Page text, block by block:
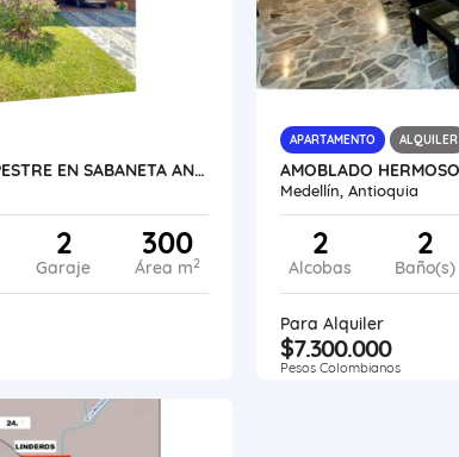
EXCELENTE CASA CAMPESTRE EN SABANETA ANTIOQUIA
2
Garaje
300
Área m2
APARTAMENTO ALQUILER
Medellín, Antioquia
2
Alcobas
2
Baño(s)
Para Alquiler
$7.300.000
Pesos Colombianos